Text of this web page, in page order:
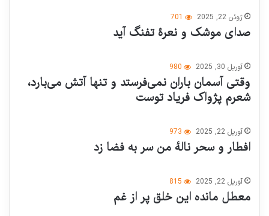
ژوئن 22, 2025 701
صدای موشک و نعرهٔ تفنگ آید
آوریل 30, 2025 980
وقتی آسمان باران نمی‌فرستد و تنها آتش می‌بارد،
شعرم پژواک فریاد توست
آوریل 22, 2025 973
افطار و سحر نالهٔ من سر به فضا زد
آوریل 22, 2025 815
معطل مانده این خلق پر از غم